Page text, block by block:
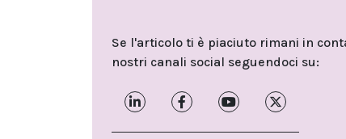
Se l'articolo ti è piaciuto rimani in
nostri canali social seguendoci su: